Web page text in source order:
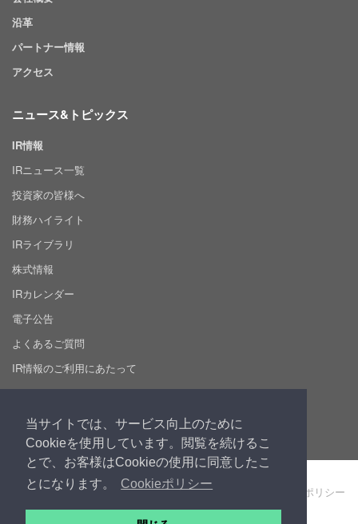
当サイトでは、サービス向上のために
Cookieを使用しています。閲覧を続けるこ
とで、お客様はCookieの使用に同意したこ
とになります。
Cookieポリシー
沿革
パートナー情報
アクセス
ニュース&トピックス
IR情報
IRニュース一覧
投資家の皆様へ
財務ハイライト
IRライブラリ
株式情報
IRカレンダー
電子公告
よくあるご質問
IR情報のご利用にあたって
製品・サービス利用規約 個人情報保護ポリシー
Cookie ポリシー
サイト利用規約